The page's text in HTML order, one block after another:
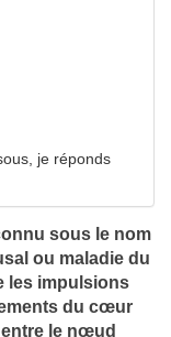
je réponds
sous le nom
ou maladie du
les impulsions
du cœur
le nœud